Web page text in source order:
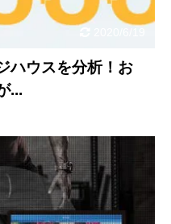
ハウスを分析！お
...